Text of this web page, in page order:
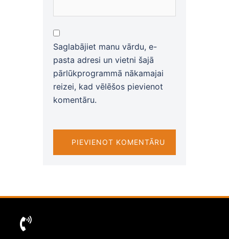
Saglabājiet manu vārdu, e-
pasta adresi un vietni šajā
pārlūkprogrammā nākamajai
reizei, kad vēlēšos pievienot
komentāru.